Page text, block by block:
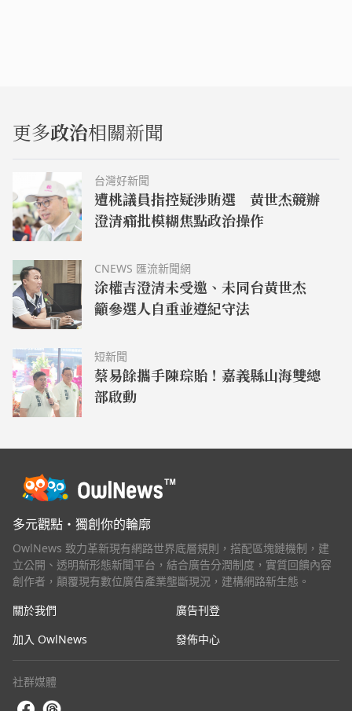
更多政治相關新聞
台灣好新聞
遭桃議員指控疑涉賄選 黃世杰競辦
澄清痛批模糊焦點政治操作
CNEWS 匯流新聞網
涂權吉澄清未受邀、未同台黃世杰
籲參選人自重並遵紀守法
短新聞
蔡易餘攜手陳琮貽！嘉義縣山海雙總
部啟動
多元觀點・獨創你的輪廓
OwlNews 致力革新現有網路世界底層規則，搭配區塊鏈機制，建
立公開、透明新形態新聞平台，結合廣告分潤制度，實質回饋內容
創作者，顛覆現有數位廣告產業壟斷現況，建構網路新生態。
關於我們
廣告刊登
加入 OwlNews
發佈中心
社群媒體